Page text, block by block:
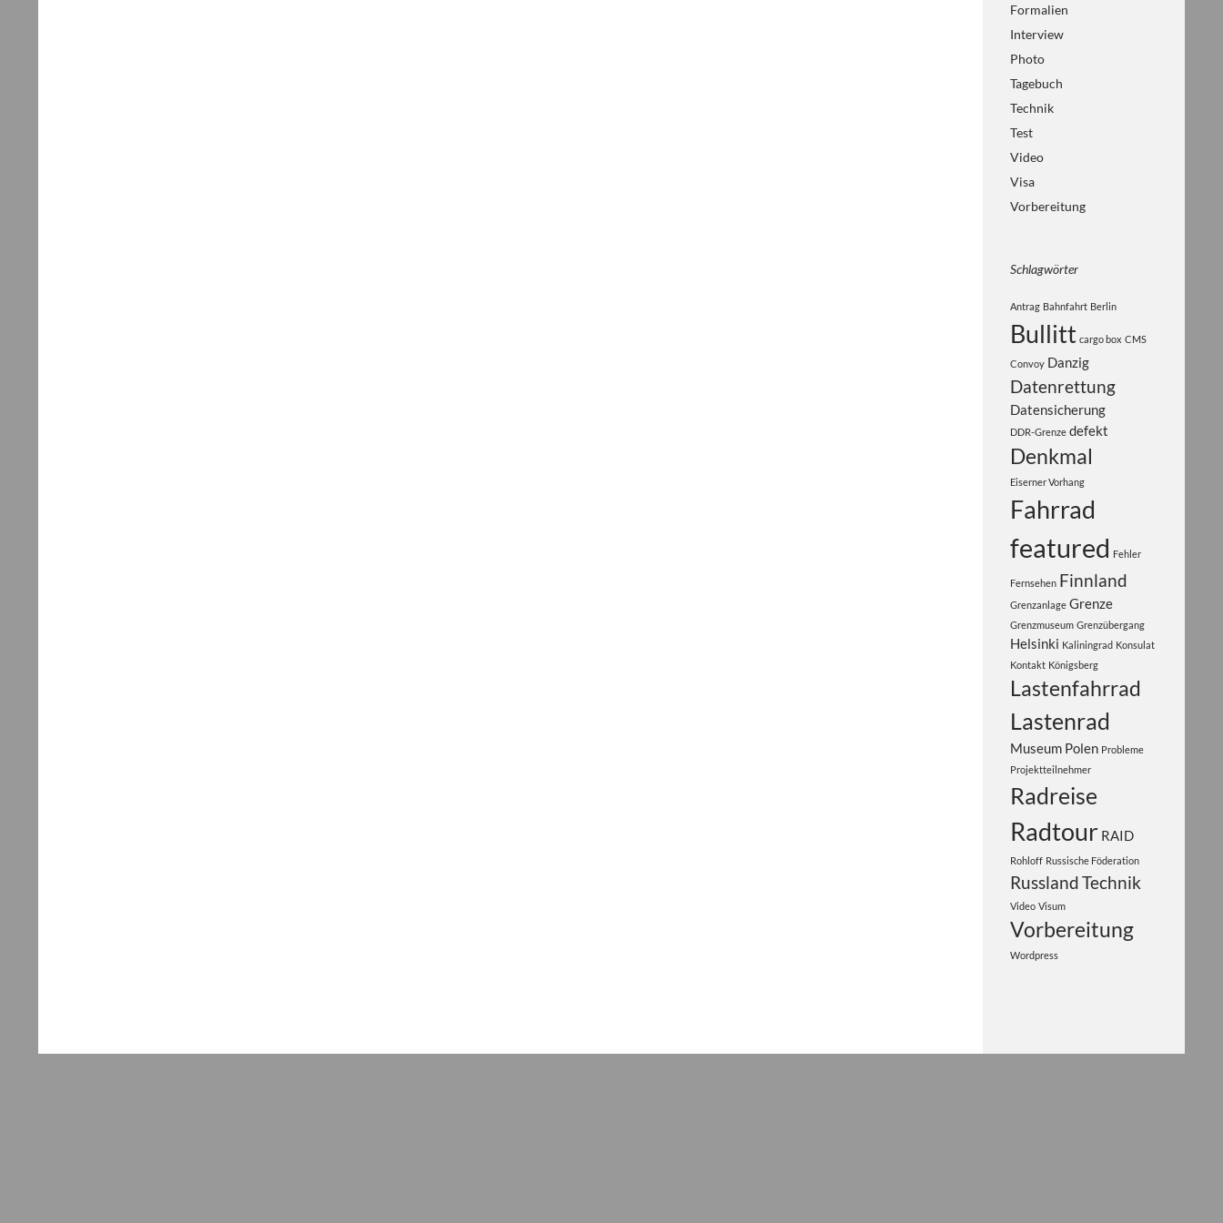
Formalien
Interview
Photo
Tagebuch
Technik
Test
Video
Visa
Vorbereitung
Schlagwörter
Antrag Bahnfahrt Berlin
Bullitt cargo box CMS
Convoy Danzig
Datenrettung
Datensicherung
DDR-Grenze defekt
Denkmal
Eiserner Vorhang
Fahrrad
featured Fehler
Fernsehen Finnland
Grenzanlage Grenze
Grenzmuseum Grenzübergang
Helsinki Kaliningrad Konsulat
Kontakt Königsberg
Lastenfahrrad
Lastenrad
Museum Polen Probleme
Projektteilnehmer
Radreise
Radtour RAID
Rohloff Russische Föderation
RusslandTechnik
Video Visum
Vorbereitung
Wordpress